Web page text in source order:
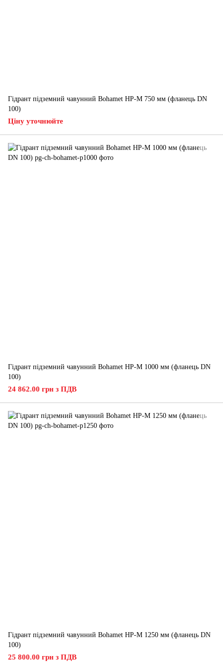
Гідрант підземний чавунний Bohamet HP-M 750 мм (фланець DN
100)
Ціну уточнюйте
Гідрант підземний чавунний Bohamet HP-M 1000 мм (фланець DN
100)
24 862.00 грн з ПДВ
Гідрант підземний чавунний Bohamet HP-M 1250 мм (фланець DN
100)
25 800.00 грн з ПДВ